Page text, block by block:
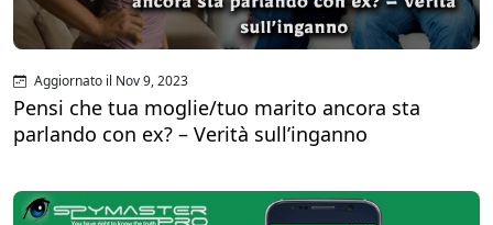
Aggiornato il Nov 9, 2023
Pensi che tua moglie/tuo marito ancora sta
parlando con ex? – Verità sull’inganno